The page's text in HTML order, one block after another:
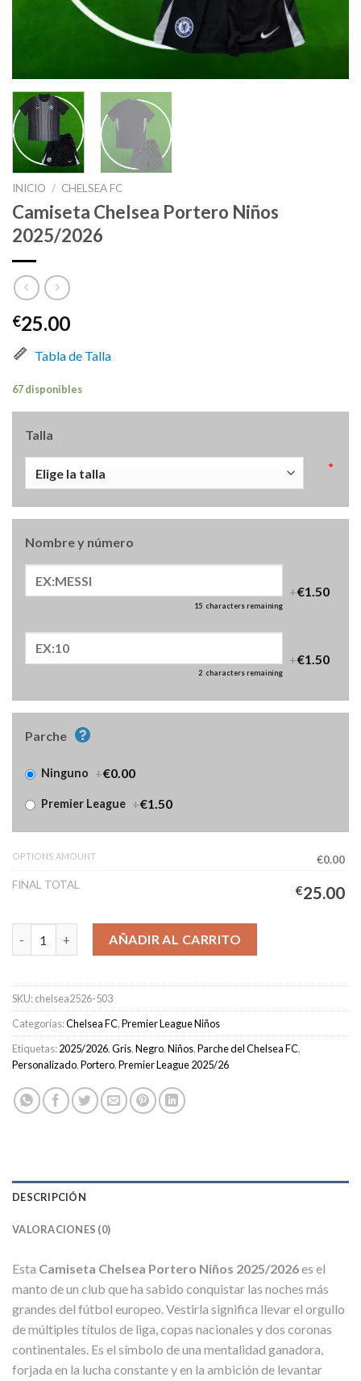
INICIO / CHELSEA FC
Camiseta Chelsea Portero Niños
2025/2026
€25.00
Tabla de Talla
67 disponibles
Talla
*
Nombre y número
15 characters remaining
+€1.50
2 characters remaining
+€1.50
Parche
Ninguno +€0.00
Premier League +€1.50
OPTIONS AMOUNT
€0.00
FINAL TOTAL
€25.00
Camiseta Chelsea Portero Niños 2025/2026 cantidad
AÑADIR AL CARRITO
SKU:chelsea2526-503
Categorías:Chelsea FC,Premier League Niños
Etiquetas:2025/2026,Gris,Negro,Niños,Parche del Chelsea FC,
Personalizado,Portero,Premier League 2025/26
DESCRIPCIÓN
VALORACIONES (0)
Esta Camiseta Chelsea Portero Niños 2025/2026es el
manto de un club que ha sabido conquistar las noches más
grandes del fútbol europeo. Vestirla significa llevar el orgullo
de múltiples títulos de liga, copas nacionales y dos coronas
continentales. Es el símbolo de una mentalidad ganadora,
forjada en la lucha constante y en la ambición de levantar